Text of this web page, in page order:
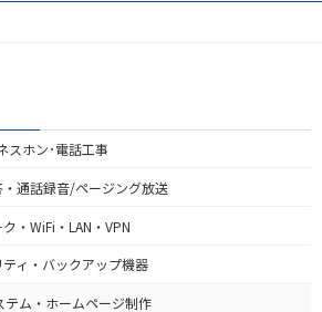
スホン･電話工事
・通話録音/ページング放送
・WiFi・LAN・VPN
ィ・バックアップ機器
テム・ホームページ制作